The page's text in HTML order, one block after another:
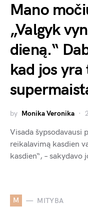
Mano
„Valgyk
dieną.“
kad jos
by Monika Veronika
Visada šypsodavausi
reikalavimą kasdien
kasdien“, –
M MITYBA